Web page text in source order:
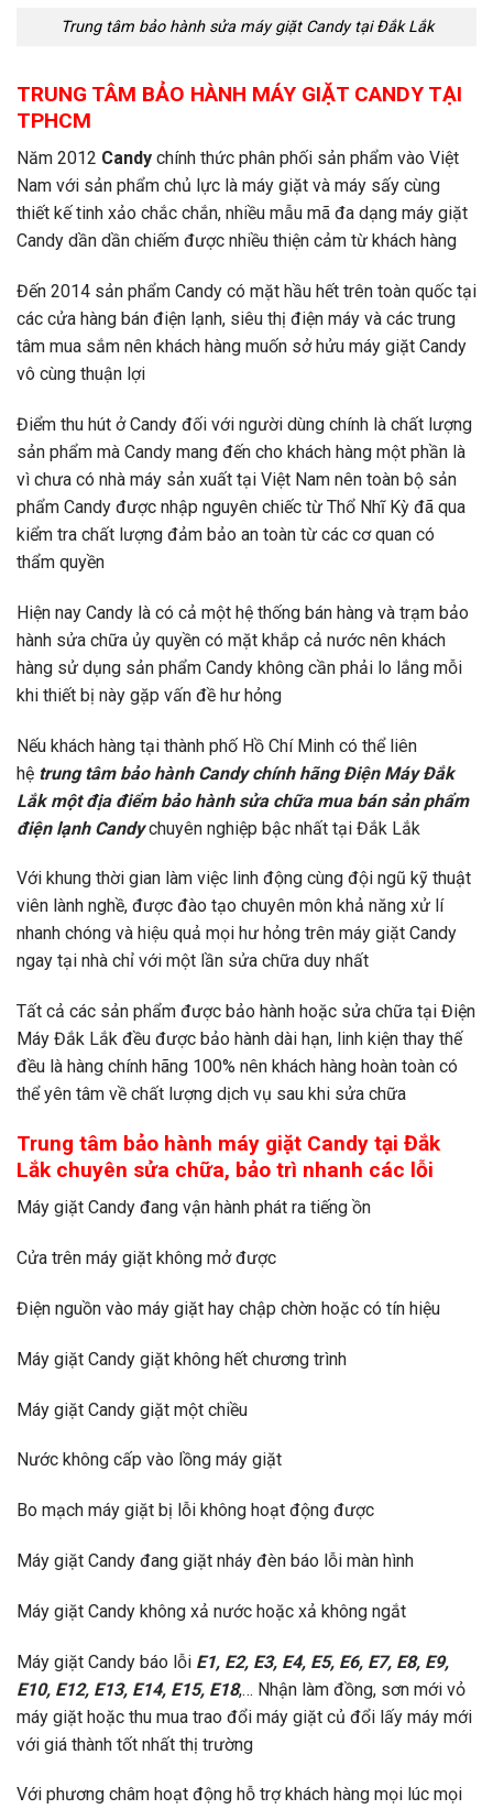
Trung tâm bảo hành sửa máy giặt Candy tại Đắk Lắk
TRUNG TÂM BẢO HÀNH MÁY GIẶT CANDY TẠI
TPHCM
Năm 2012 Candy chính thức phân phối sản phẩm vào Việt
Nam với sản phẩm chủ lực là máy giặt và máy sấy cùng
thiết kế tinh xảo chắc chắn, nhiều mẫu mã đa dạng máy giặt
Candy dần dần chiếm được nhiều thiện cảm từ khách hàng
Đến 2014 sản phẩm Candy có mặt hầu hết trên toàn quốc tại
các cửa hàng bán điện lạnh, siêu thị điện máy và các trung
tâm mua sắm nên khách hàng muốn sở hửu máy giặt Candy
vô cùng thuận lợi
Điểm thu hút ở Candy đối với người dùng chính là chất lượng
sản phẩm mà Candy mang đến cho khách hàng một phần là
vì chưa có nhà máy sản xuất tại Việt Nam nên toàn bộ sản
phẩm Candy được nhập nguyên chiếc từ Thổ Nhĩ Kỳ đã qua
kiểm tra chất lượng đảm bảo an toàn từ các cơ quan có
thẩm quyền
Hiện nay Candy là có cả một hệ thống bán hàng và trạm bảo
hành sửa chữa ủy quyền có mặt khắp cả nước nên khách
hàng sử dụng sản phẩm Candy không cần phải lo lắng mỗi
khi thiết bị này gặp vấn đề hư hỏng
Nếu khách hàng tại thành phố Hồ Chí Minh có thể liên
hệ trung tâm bảo hành Candy chính hãng Điện Máy Đắk
Lắk một địa điểm bảo hành sửa chữa mua bán sản phẩm
điện lạnh Candychuyên nghiệp bậc nhất tại Đắk Lắk
Với khung thời gian làm việc linh động cùng đội ngũ kỹ thuật
viên lành nghề, được đào tạo chuyên môn khả năng xử lí
nhanh chóng và hiệu quả mọi hư hỏng trên máy giặt Candy
ngay tại nhà chỉ với một lần sửa chữa duy nhất
Tất cả các sản phẩm được bảo hành hoặc sửa chữa tại Điện
Máy Đắk Lắk đều được bảo hành dài hạn, linh kiện thay thế
đều là hàng chính hãng 100% nên khách hàng hoàn toàn có
thể yên tâm về chất lượng dịch vụ sau khi sửa chữa
Trung tâm bảo hành máy giặt Candy tại Đắk
Lắk chuyên sửa chữa, bảo trì nhanh các lỗi
Máy giặt Candy đang vận hành phát ra tiếng ồn
Cửa trên máy giặt không mở được
Điện nguồn vào máy giặt hay chập chờn hoặc có tín hiệu
Máy giặt Candy giặt không hết chương trình
Máy giặt Candy giặt một chiều
Nước không cấp vào lồng máy giặt
Bo mạch máy giặt bị lỗi không hoạt động được
Máy giặt Candy đang giặt nháy đèn báo lỗi màn hình
Máy giặt Candy không xả nước hoặc xả không ngắt
Máy giặt Candy báo lỗi E1, E2, E3, E4, E5, E6, E7, E8, E9,
E10, E12, E13, E14, E15, E18,… Nhận làm đồng, sơn mới vỏ
máy giặt hoặc thu mua trao đổi máy giặt củ đổi lấy máy mới
với giá thành tốt nhất thị trường
Với phương châm hoạt động hỗ trợ khách hàng mọi lúc mọi